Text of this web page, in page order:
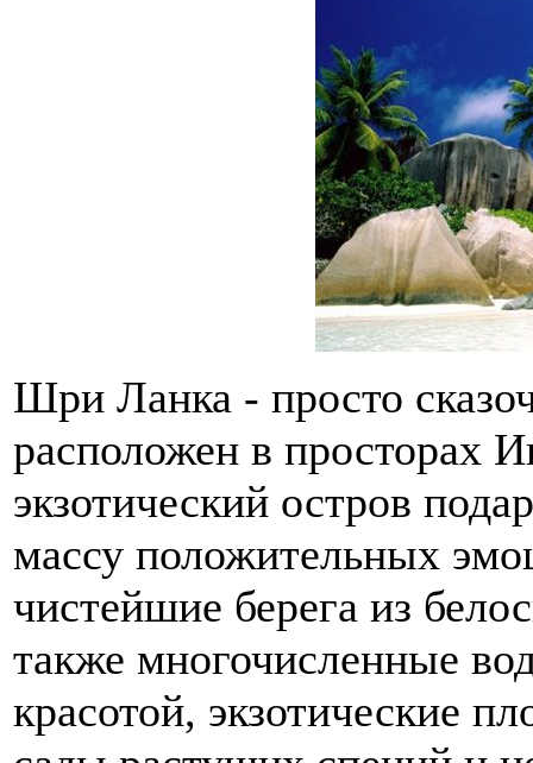
Шри Ланка - просто
расположен в просторах
экзотический остров
массу положительных
чистейшие берега из
также многочисленные
красотой, экзотические